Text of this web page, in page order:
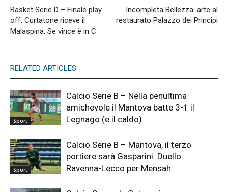
Basket Serie D – Finale play
off: Curtatone riceve il
Malaspina. Se vince è in C
Incompleta Bellezza: arte al
restaurato Palazzo dei Principi
RELATED ARTICLES
Sport
Calcio Serie B – Nella penultima
amichevole il Mantova batte 3-1 il
Legnago (e il caldo)
Sport
Calcio Serie B – Mantova, il terzo
portiere sarà Gasparini. Duello
Ravenna-Lecco per Mensah